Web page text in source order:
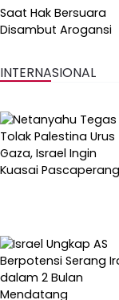
INTERNASIONAL